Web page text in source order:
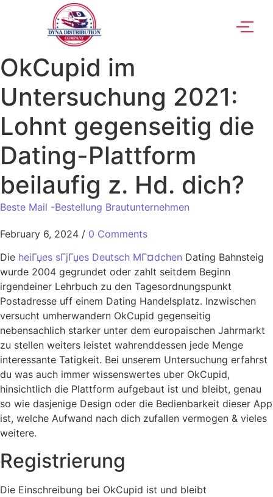
OkCupid im
Untersuchung 2021:
Lohnt gegenseitig die
Dating-Plattform
beilaufig z. Hd. dich?
Beste Mail -Bestellung Brautunternehmen
February 6, 2024 / 0 Comments
Die heiГџes sГјГџes Deutsch MГ¤dchen Dating Bahnsteig
wurde 2004 gegrundet oder zahlt seitdem Beginn
irgendeiner Lehrbuch zu den Tagesordnungspunkt
Postadresse uff einem Dating Handelsplatz. Inzwischen
versucht umherwandern OkCupid gegenseitig
nebensachlich starker unter dem europaischen Jahrmarkt
zu stellen weiters leistet wahrenddessen jede Menge
interessante Tatigkeit. Bei unserem Untersuchung erfahrst
du was auch immer wissenswertes uber OkCupid,
hinsichtlich die Plattform aufgebaut ist und bleibt, genau
so wie dasjenige Design oder die Bedienbarkeit dieser App
ist, welche Aufwand nach dich zufallen vermogen & vieles
weitere.
Registrierung
Die Einschreibung bei OkCupid ist und bleibt